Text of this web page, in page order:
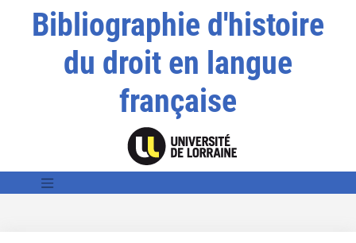
Bibliographie d'histoire
du droit en langue
française